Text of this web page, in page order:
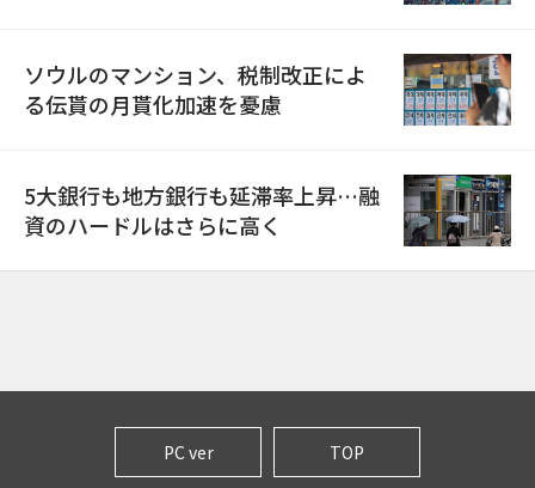
ソウルのマンション、税制改正によ
る伝貰の月貰化加速を憂慮
5大銀行も地方銀行も延滞率上昇…融
資のハードルはさらに高く
PC ver TOP